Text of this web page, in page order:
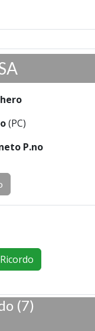
(PC)
P.no
(7)